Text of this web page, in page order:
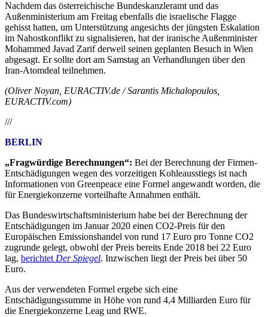
Nachdem das österreichische Bundeskanzleramt und das
Außenministerium am Freitag ebenfalls die israelische Flagge
gehisst hatten, um Unterstützung angesichts der jüngsten Eskalation
im Nahostkonflikt zu signalisieren, hat der iranische Außenminister
Mohammed Javad Zarif derweil seinen geplanten Besuch in Wien
abgesagt. Er sollte dort am Samstag an Verhandlungen über den
Iran-Atomdeal teilnehmen.
(Oliver Noyan, EURACTIV.de / Sarantis Michalopoulos,
EURACTIV.com)
///
BERLIN
„Fragwürdige Berechnungen“: Bei der Berechnung der Firmen-
Entschädigungen wegen des vorzeitigen Kohleausstiegs ist nach
Informationen von Greenpeace eine Formel angewandt worden, die
für Energiekonzerne vorteilhafte Annahmen enthält.
Das Bundeswirtschaftsministerium habe bei der Berechnung der
Entschädigungen im Januar 2020 einen CO2-Preis für den
Europäischen Emissionshandel von rund 17 Euro pro Tonne CO2
zugrunde gelegt, obwohl der Preis bereits Ende 2018 bei 22 Euro
lag, berichtet Der Spiegel. Inzwischen liegt der Preis bei über 50
Euro.
Aus der verwendeten Formel ergebe sich eine
Entschädigungssumme in Höhe von rund 4,4 Milliarden Euro für
die Energiekonzerne Leag und RWE.